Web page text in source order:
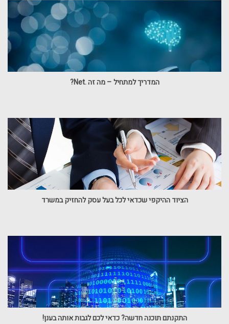
המדריך למתחיל – מה זה .Net?
הציוד ההיקפי שכדאי לכל בעל עסק להחזיק במשרד
התקנתם תוכנה חדשה? כדאי לכם לגבות אותה בענן!